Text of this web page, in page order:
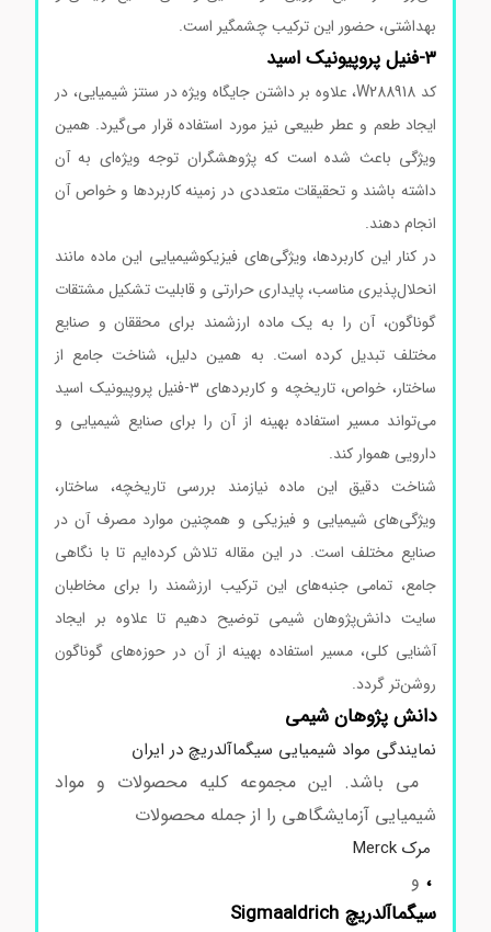
بهداشتی، حضور این ترکیب چشمگیر است.
کد W288918، علاوه بر داشتن جایگاه ویژه در سنتز شیمیایی، در
ایجاد طعم و عطر طبیعی نیز مورد استفاده قرار می‌گیرد. همین
ویژگی باعث شده است که پژوهشگران توجه ویژه‌ای به آن
داشته باشند و تحقیقات متعددی در زمینه کاربردها و خواص آن
انجام دهند.
در کنار این کاربردها، ویژگی‌های فیزیکوشیمیایی این ماده مانند
انحلال‌پذیری مناسب، پایداری حرارتی و قابلیت تشکیل مشتقات
گوناگون، آن را به یک ماده ارزشمند برای محققان و صنایع
مختلف تبدیل کرده است. به همین دلیل، شناخت جامع از
ساختار، خواص، تاریخچه و کاربردهای ۳-فنیل پروپیونیک اسید
می‌تواند مسیر استفاده بهینه از آن را برای صنایع شیمیایی و
دارویی هموار کند.
شناخت دقیق این ماده نیازمند بررسی تاریخچه، ساختار،
ویژگی‌های شیمیایی و فیزیکی و همچنین موارد مصرف آن در
صنایع مختلف است. در این مقاله تلاش کرده‌ایم تا با نگاهی
جامع، تمامی جنبه‌های این ترکیب ارزشمند را برای مخاطبان
سایت دانش‌پژوهان شیمی توضیح دهیم تا علاوه بر ایجاد
آشنایی کلی، مسیر استفاده بهینه از آن در حوزه‌های گوناگون
روشن‌تر گردد.
دانش پژوهان شیمی
نمایندگی مواد شیمیایی سیگماآلدریچ در ایران
می باشد. این مجموعه کلیه محصولات و مواد
شیمیایی آزمایشگاهی را از جمله محصولات
مرک Merck
سیگماآلدریچ Sigmaaldrich